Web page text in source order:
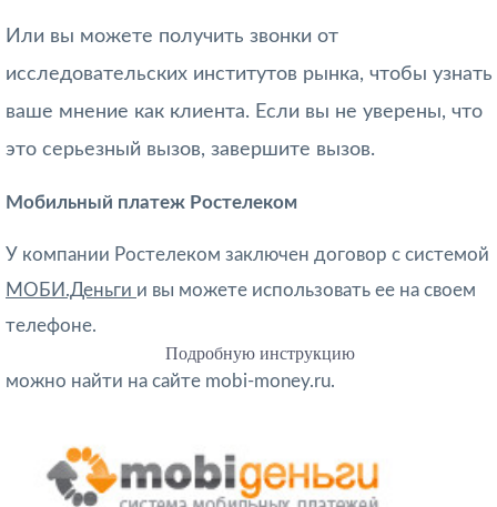
Или вы можете получить звонки от
исследовательских институтов рынка, чтобы узнать
ваше мнение как клиента. Если вы не уверены, что
это серьезный вызов, завершите вызов.
Мобильный платеж Ростелеком
У компании Ростелеком заключен договор с системой
МОБИ.Деньги и вы можете использовать ее на своем
телефоне.
Подробную инструкцию
можно найти на сайте mobi-money.ru.